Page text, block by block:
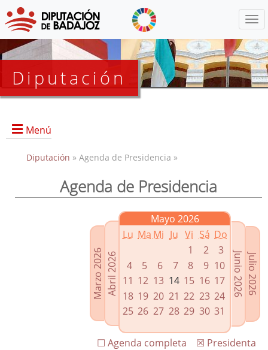
Diputación
Menú
Presidencia
Enlaces relacionados
Agenda de Presidencia
Plenos provinciales y Juntas de gobierno
Oficina de Proyectos Europeos
Diputación » Agenda de Presidencia »
Agenda de Presidencia
Marzo 2026Abril 2026
Mayo 2026
Lu Ma Mi Ju Vi Sá Do
1
2
3
4
5 6 7 8 9 10
11 12 13 14 15 16 17
18 19 20 21 22 23 24
25 26 27 28 29 30 31
Julio 2026
Junio 2026
☒ Presidenta
☐ Agenda completa